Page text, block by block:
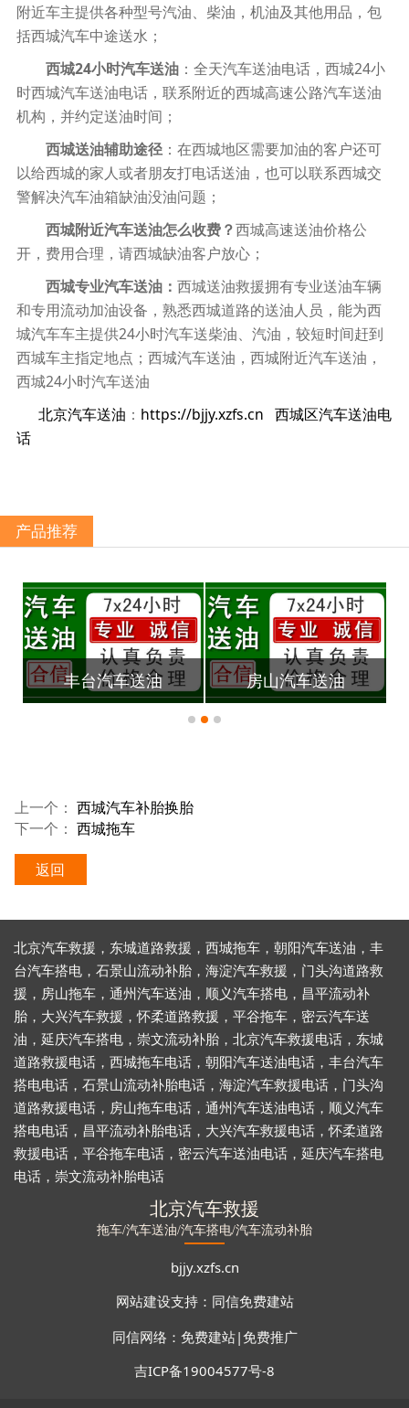
附近车主提供各种型号汽油、柴油，机油及其他用品，包
括西城汽车中途送水；
西城24小时汽车送油：全天汽车送油电话，西城24小
时西城汽车送油电话，联系附近的西城高速公路汽车送油
机构，并约定送油时间；
西城送油辅助途径：在西城地区需要加油的客户还可
以给西城的家人或者朋友打电话送油，也可以联系西城交
警解决汽车油箱缺油没油问题；
西城附近汽车送油怎么收费？西城高速送油价格公
开，费用合理，请西城缺油客户放心；
西城专业汽车送油： 西城送油救援拥有专业送油车辆
和专用流动加油设备，熟悉西城道路的送油人员，能为西
城汽车车主提供24小时汽车送柴油、汽油，较短时间赶到
西城车主指定地点；西城汽车送油，西城附近汽车送油，
西城24小时汽车送油
北京汽车送油 ： https://bjjy.xzfs.cn 西城区汽车送油电
话
产品推荐
丰台汽车送油 房山汽车送油
上一个： 西城汽车补胎换胎
下一个： 西城拖车
返回
北京汽车救援 ， 东城道路救援 ， 西城拖车， 朝阳汽车送油 ， 丰
台汽车搭电， 石景山流动补胎， 海淀汽车救援 ， 门头沟道路救
援 ， 房山拖车， 通州汽车送油 ， 顺义汽车搭电， 昌平流动补
胎， 大兴汽车救援 ，怀柔道路救援 ， 平谷拖车， 密云汽车送
油 ， 延庆汽车搭电， 崇文流动补胎， 北京汽车救援电话， 东城
道路救援电话， 西城拖车电话， 朝阳汽车送油电话， 丰台汽车
搭电电话， 石景山流动补胎电话， 海淀汽车救援电话， 门头沟
道路救援电话， 房山拖车电话， 通州汽车送油电话， 顺义汽车
搭电电话， 昌平流动补胎电话， 大兴汽车救援电话，怀柔道路
救援电话， 平谷拖车电话， 密云汽车送油电话， 延庆汽车搭电
电话， 崇文流动补胎电话
北京汽车救援
拖车/汽车送油/汽车搭电/汽车流动补胎
bjjy.xzfs.cn
网站建设支持： 同信免费建站
同信网络 ： 免费建站|免费推广
吉ICP备19004577号-8